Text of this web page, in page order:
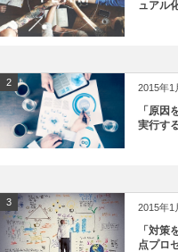
ュアル
2 2015年1
「原因
実行す
3 2015年1
「対策
点プロ